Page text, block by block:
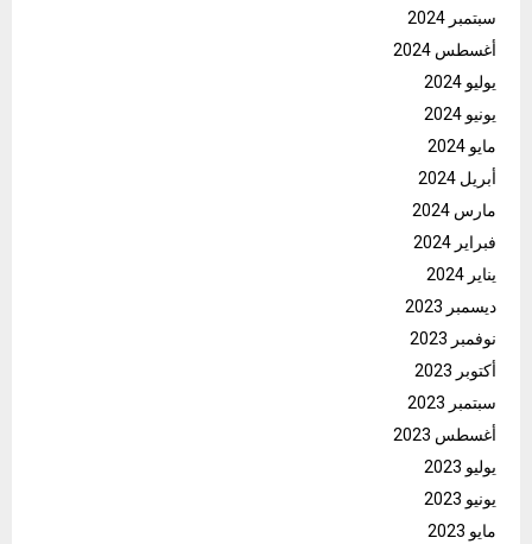
سبتمبر 2024
أغسطس 2024
يوليو 2024
يونيو 2024
مايو 2024
أبريل 2024
مارس 2024
فبراير 2024
يناير 2024
ديسمبر 2023
نوفمبر 2023
أكتوبر 2023
سبتمبر 2023
أغسطس 2023
يوليو 2023
يونيو 2023
مايو 2023